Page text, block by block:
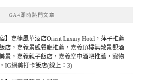
GA4即時熱門文章
】嘉楠風華酒店Orient Luxury Hotel，萍子推薦
店，嘉義景觀餐廳推薦，嘉義頂樓無敵景觀酒
景，嘉義親子飯店，嘉義空中酒吧推薦，寵物
IG網美打卡飯店(線上：3)